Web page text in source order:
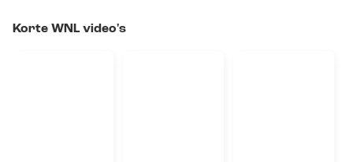
Korte WNL video's